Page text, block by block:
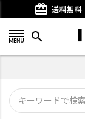
card_giftcard 送料無料
search